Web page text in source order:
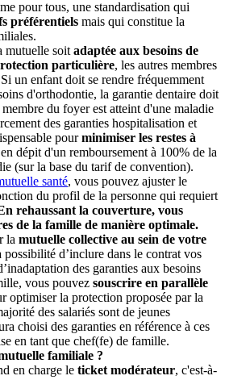
pour tous, une standardisation qui
préférentiels mais qui constitue la
mutuelle soit adaptée aux besoins de
particulière, les autres membres
un enfant doit se rendre fréquemment
d'orthodontie, la garantie dentaire doit
du foyer est atteint d'une maladie
des garanties hospitalisation et
pourminimiser les restes à
dépit d'un remboursement à 100% de la
(sur la base du tarif de convention).
santé, vous pouvez ajuster le
du profil de la personne qui requiert
rehaussant la couverture, vous
de la famille de manière optimale.
la mutuelle collective au sein de votre
possibilité d’inclure dans le contrat vos
des garanties aux besoins
vous pouvez souscrire en parallèle
optimiser la protection proposée par la
des salariés sont de jeunes
choisi des garanties en référence à ces
en tant que chef(fe) de famille.
familiale ?
en charge le ticket modérateur, c'est-à-